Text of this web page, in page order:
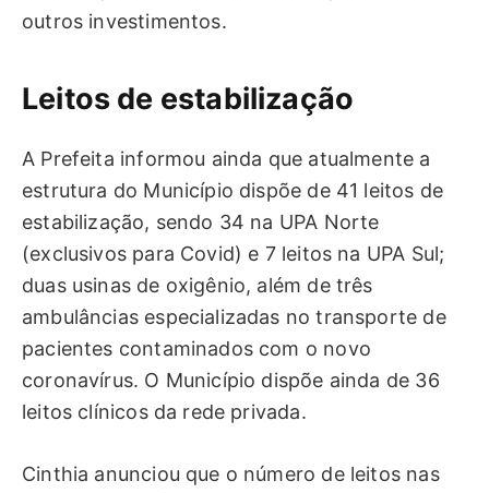
outros investimentos.
Leitos de estabilização
A Prefeita informou ainda que atualmente a
estrutura do Município dispõe de 41 leitos de
estabilização, sendo 34 na UPA Norte
(exclusivos para Covid) e 7 leitos na UPA Sul;
duas usinas de oxigênio, além de três
ambulâncias especializadas no transporte de
pacientes contaminados com o novo
coronavírus. O Município dispõe ainda de 36
leitos clínicos da rede privada.
Cinthia anunciou que o número de leitos nas